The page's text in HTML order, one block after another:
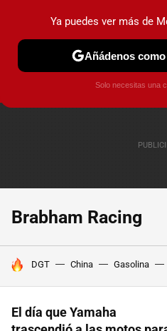
PRUEBAS COCHES
Brabham Racing
HOY SE HABLA DE
DGT China Gasolina
El día que Yamaha
Ya puedes ver más de
Añádenos
Solo necesitas una